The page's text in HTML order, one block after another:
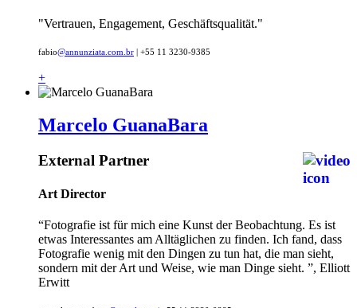
"Vertrauen, Engagement, Geschäftsqualität."
fabio@annunziata.com.br | +55 11 3230-9385
+
Marcelo GuanaBara
External Partner
Art Director
“Fotografie ist für mich eine Kunst der Beobachtung. Es ist
etwas Interessantes am Alltäglichen zu finden. Ich fand, dass
Fotografie wenig mit den Dingen zu tun hat, die man sieht,
sondern mit der Art und Weise, wie man Dinge sieht. ”, Elliott
Erwitt